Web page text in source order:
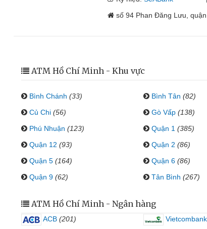
số 94 Phan Đăng Lưu,
ATM Hồ Chí Minh - Khu vực
Bình Chánh (33) Bình Tân (82)
Củ Chi (56) Gò Vấp (138)
Phú Nhuận (123) Quận 1 (385)
Quận 12 (93) Quận 2 (86)
Quận 5 (164) Quận 6 (86)
Quận 9 (62) Tân Bình (267)
ATM Hồ Chí Minh - Ngân hàng
ACB (201) Vietcombank